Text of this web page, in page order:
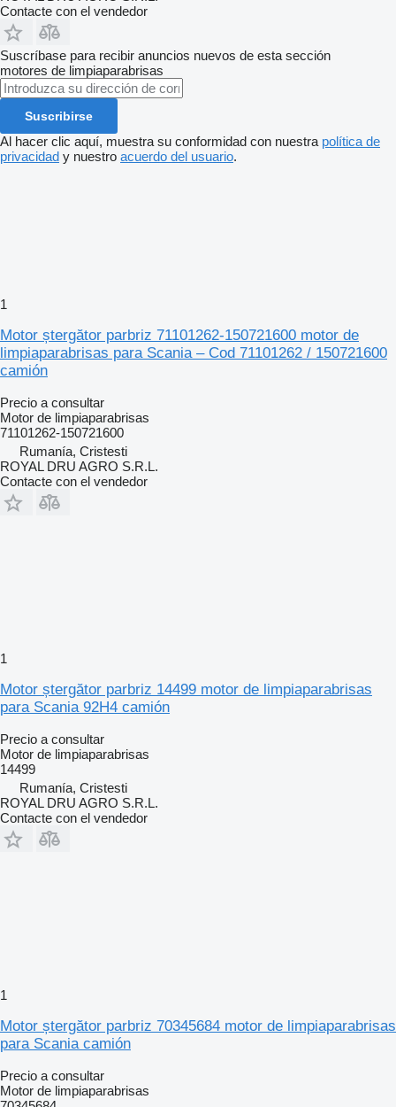
Contacte con el vendedor
Suscríbase para recibir anuncios nuevos de esta sección
motores de limpiaparabrisas
Suscribirse
Al hacer clic aquí, muestra su conformidad con nuestra política de
privacidad y nuestro acuerdo del usuario.
1
Motor ștergător parbriz 71101262-150721600 motor de
limpiaparabrisas para Scania – Cod 71101262 / 150721600
camión
Precio a consultar
Motor de limpiaparabrisas
71101262-150721600
Rumanía, Cristesti
ROYAL DRU AGRO S.R.L.
Contacte con el vendedor
1
Motor ștergător parbriz 14499 motor de limpiaparabrisas
para Scania 92H4 camión
Precio a consultar
Motor de limpiaparabrisas
14499
Rumanía, Cristesti
ROYAL DRU AGRO S.R.L.
Contacte con el vendedor
1
Motor ștergător parbriz 70345684 motor de limpiaparabrisas
para Scania camión
Precio a consultar
Motor de limpiaparabrisas